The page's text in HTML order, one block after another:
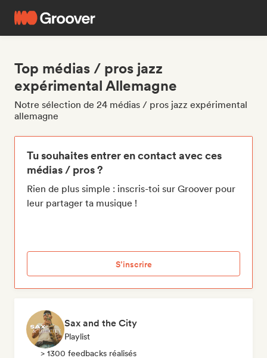
Top médias / pros jazz
expérimental Allemagne
Notre sélection de 24 médias / pros jazz expérimental
allemagne
Tu souhaites entrer en contact avec ces
médias / pros ?
Rien de plus simple : inscris-toi sur Groover pour
leur partager ta musique !
S’inscrire
Sax and the City
Playlist
> 1300 feedbacks réalisés